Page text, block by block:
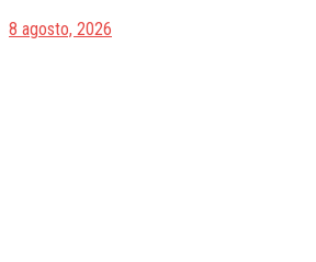
8 agosto, 2026